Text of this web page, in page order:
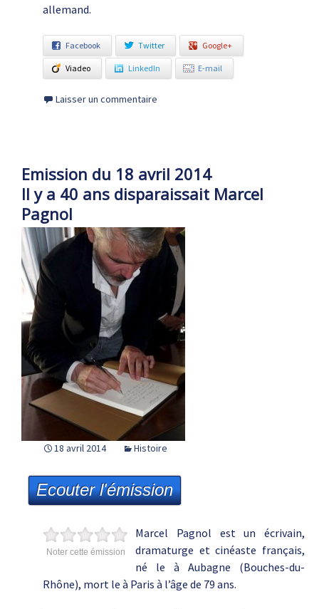
allemand.
Facebook Twitter Google+
Viadeo LinkedIn E-mail
Laisser un commentaire
Emission du 18 avril 2014
Il y a 40 ans disparaissait Marcel
Pagnol
18 avril 2014 Histoire
Ecouter l'émission
Noter cette émission
Marcel Pagnol est un écrivain,
dramaturge et cinéaste français,
né le à Aubagne (Bouches-du-
Rhône), mort le à Paris à l’âge de 79 ans.